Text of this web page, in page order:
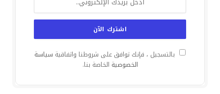
بالتسجيل ، فإنك توافق على شروطنا واتفاقية سياسة
الخصوصية الخاصة بنا.